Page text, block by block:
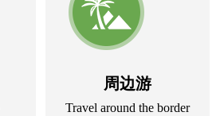
周边游
Travel around the border